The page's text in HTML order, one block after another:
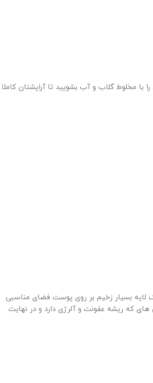
مخلوط گلاب و آب بشویید تا آرایشتان کاملا
لایه بسیار زخیم بر روی پوست فضای مناسبی
که ریشه عفونت و آلرژی دارد و در نهایت